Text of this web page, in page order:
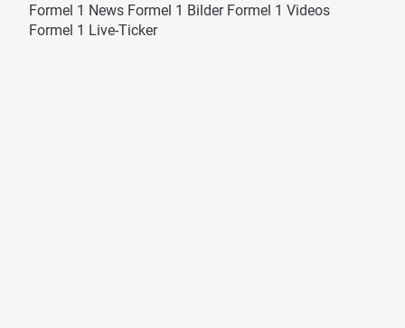
Formel 1 News Formel 1 Bilder Formel 1 Videos
Formel 1 Live-Ticker